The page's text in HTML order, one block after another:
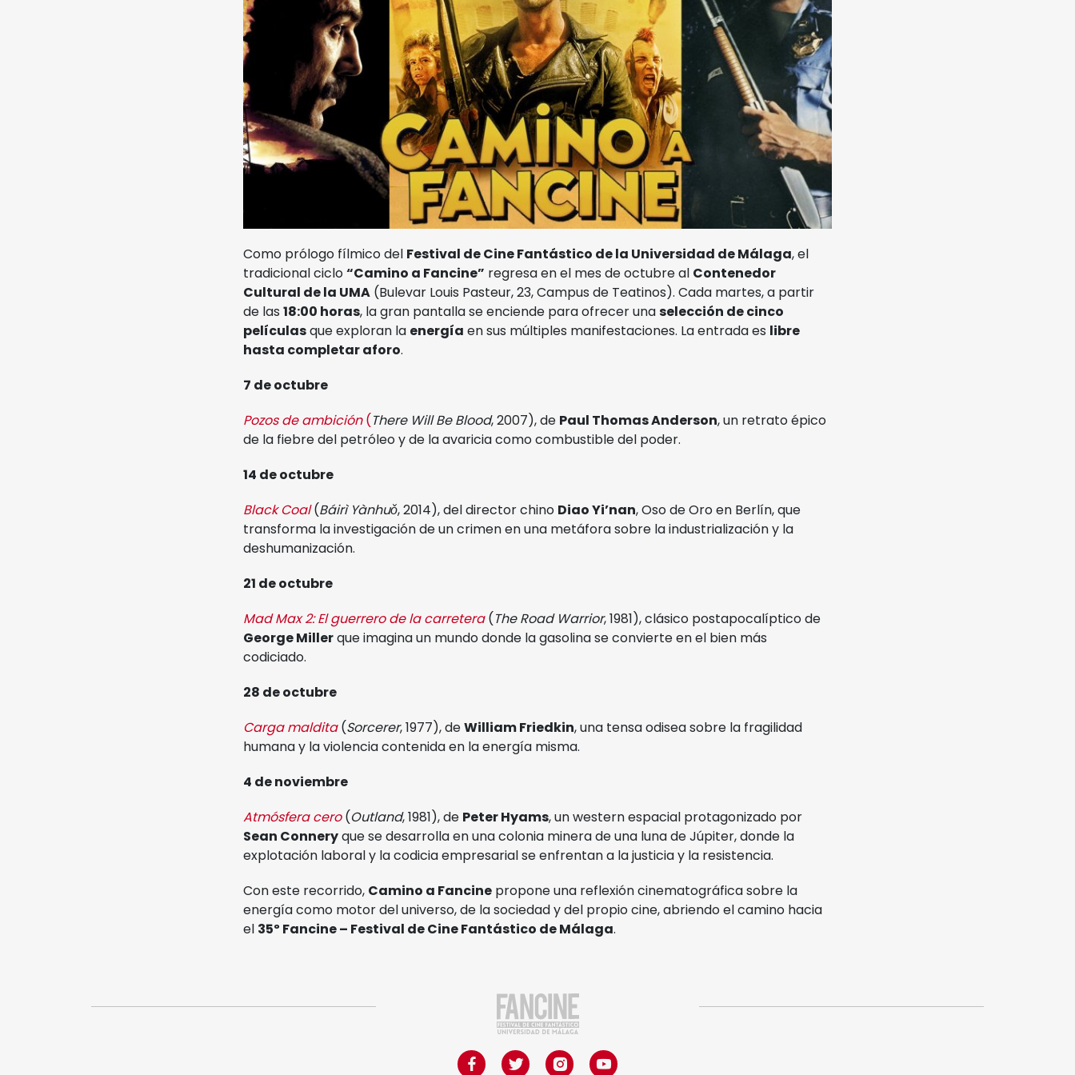
Noviembre Fantasma
Polo de Contenidos
Digitales
Como prólogo fílmico del Festival de Cine Fantástico de la Universidad de Málaga, el
tradicional ciclo“Camino a Fancine” regresa en el mes de octubre al Contenedor
Cultural de la UMA (Bulevar Louis Pasteur, 23, Campus de Teatinos). Cada martes, a partir
de las 18:00 horas, la gran pantalla se enciende para ofrecer unaselección de cinco
películasque exploran la energía en sus múltiples manifestaciones. La entrada es libre
hasta completar aforo.
7 de octubre
Pozos de ambición(There Will Be Blood, 2007), de Paul Thomas Anderson, un retrato épico
de la fiebre del petróleo y de la avaricia como combustible del poder.
14 de octubre
Black Coal (Báirì Yànhuǒ, 2014), del director chino Diao Yi’nan, Oso de Oro en Berlín, que
transforma la investigación de un crimen en una metáfora sobre la industrialización y la
deshumanización.
21 de octubre
Mad Max 2: El guerrero de la carretera (The Road Warrior, 1981), clásico postapocalíptico de
George Millerque imagina un mundo donde la gasolina se convierte en el bien más
codiciado.
28 de octubre
Carga maldita(Sorcerer, 1977), deWilliam Friedkin, una tensa odisea sobre la fragilidad
humana y la violencia contenida en la energía misma.
4 de noviembre
Atmósfera cero(Outland, 1981), de Peter Hyams, un western espacial protagonizado por
Sean Conneryque se desarrolla en una colonia minera de una luna de Júpiter, donde la
explotación laboral y la codicia empresarial se enfrentan a la justicia y la resistencia.
Con este recorrido, Camino a Fancine propone una reflexión cinematográfica sobre la
energía como motor del universo, de la sociedad y del propio cine, abriendo el camino hacia
el 35º Fancine – Festival de Cine Fantástico de Málaga.